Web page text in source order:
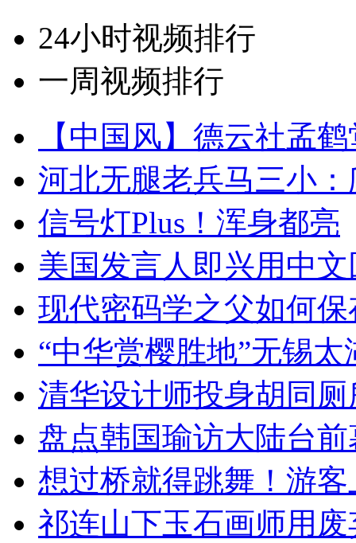
24小时视频排行
一周视频排行
【中国风】德云社孟
河北无腿老兵马三小
信号灯Plus！浑身都亮
美国发言人即兴用中
现代密码学之父如何
“中华赏樱胜地”无锡
清华设计师投身胡同
盘点韩国瑜访大陆台
想过桥就得跳舞！游客
祁连山下玉石画师用